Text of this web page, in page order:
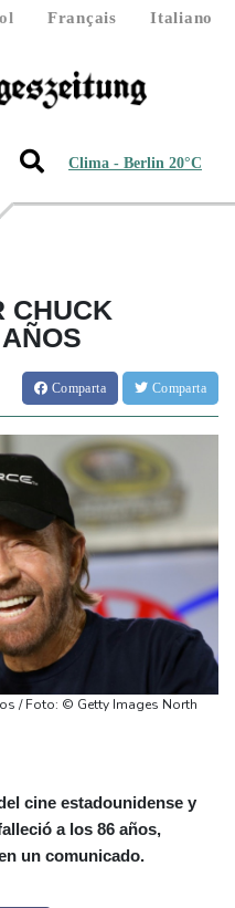
Français
Italiano
Clima - Berlin 20°C
CHUCK
Comparta Comparta
North
cine estadounidense y
a los 86 años,
un comunicado.